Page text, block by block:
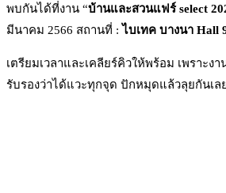
พบกันได้ที่งาน “บ้านและสวนแฟร์ select
มีนาคม 2566 สถานที่ : ไบเทค บางนา Hall
เตรียมเวลาและเคลียร์คิวให้พร้อม เพราะง
รับรองว่าได้แวะทุกจุด ปักหมุดแล้วลุยกันเล